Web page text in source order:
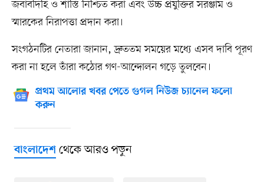
জবাবদিহি ও শাস্তি নিশ্চিত করা এবং উচ্চ প্রযুক্তির সরঞ্জাম ও
স্মারকের নিরাপত্তা প্রদান করা।
সংগঠনটির নেতারা জানান, দ্রুততম সময়ের মধ্যে এসব দাবি পূরণ
করা না হলে তাঁরা কঠোর গণ-আন্দোলন গড়ে তুলবেন।
প্রথম আলোর খবর পেতে গুগল নিউজ চ্যানেল ফলো
করুন
বাংলাদেশথেকে আরও পড়ুন